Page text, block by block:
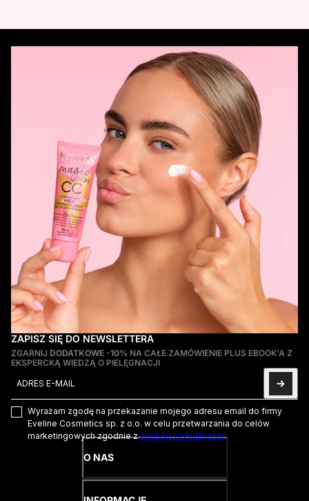
ZAPISZ SIĘ DO NEWSLETTERA
ZGARNIJ DODATKOWE -10% NA CAŁE ZAMÓWIENIE PLUS EBOOK'A Z
EKSPERCKĄ WIEDZĄ O PIELĘGNACJI
Wyrażam zgodę na przekazanie mojego adresu email do firmy
Eveline Cosmetics sp. z o.o. w celu przetwarzania do celów
marketingowych zgodnie zpolityką prywatności.
Ta strona jest chroniona przez hCaptcha i obowiązują na niej
O NAS